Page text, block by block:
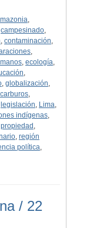
,
campesinado,
,contaminación,
,
,ecología,
,
,globalización,
,
legislación, Lima,
indígenas,
propiedad ,
, región
política,
/ 22